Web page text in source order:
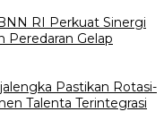
RI Perkuat Sinergi
Peredaran Gelap
Pastikan Rotasi-
Talenta Terintegrasi